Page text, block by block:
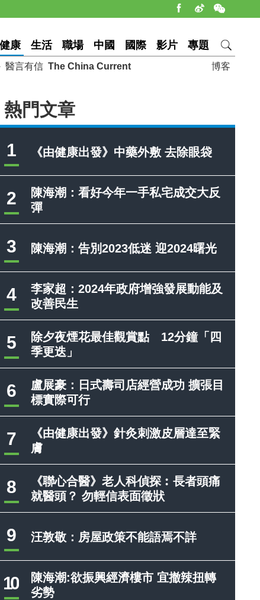
健康 生活 職場 中國 國際 影片 專題
博客
醫言有信 The China Current
熱門文章
1 《由健康出發》中藥外敷 去除眼袋
2
陳海潮：看好今年一手私宅成交大反
彈
3 陳海潮：告別2023低迷 迎2024曙光
4
李家超：2024年政府增強發展動能及
改善民生
5
除夕夜煙花最佳觀賞點 12分鐘「四
季更迭」
6
盧展豪：日式壽司店經營成功 擴張目
標實際可行
7
《由健康出發》針灸刺激皮層達至緊
膚
8
《聯心合醫》老人科偵探︰長者頭痛
就醫頭？ 勿輕信表面徵狀
9 汪敦敬：房屋政策不能語焉不詳
10
陳海潮:欲振興經濟樓市 宜撤辣扭轉
劣勢